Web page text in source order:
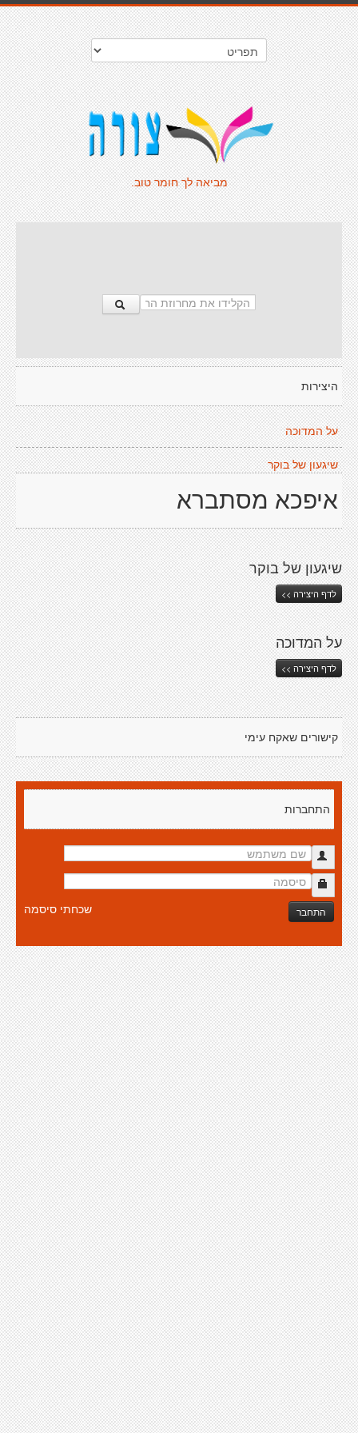
מביאה לך חומר טוב.
היצירות
על המדוכה
שיגעון של בוקר
איפכא מסתברא
שיגעון של בוקר
לדף היצירה >>
על המדוכה
לדף היצירה >>
קישורים שאקח עימי
התחברות
התחבר שכחתי סיסמה